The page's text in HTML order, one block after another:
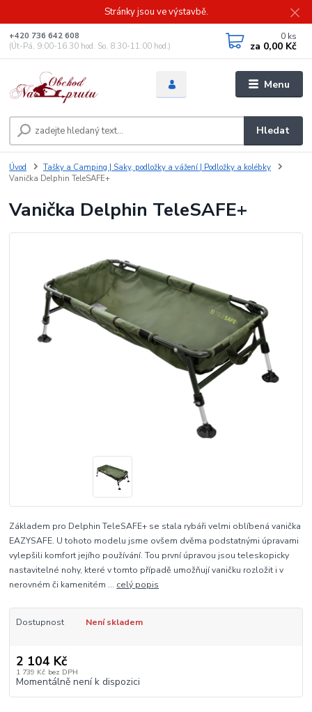
Stránky jsou ve výstavbě.
Menu
Hledat
+420 736 642 608
(Út-Pá, 9:00-16.30 hod. So, 8.30-11:00 hod.)
0 ks
za 0,00 Kč
Úvod
Tašky a Camping | Saky, podložky a vážení | Podložky a kolébky
Vanička Delphin TeleSAFE+
Vanička Delphin TeleSAFE+
Základem pro Delphin TeleSAFE+ se stala rybáři velmi oblíbená vanička
EAZYSAFE. U tohoto modelu jsme ovšem dvěma podstatnými úpravami
vylepšili komfort jejího používání. Tou první úpravou jsou teleskopicky
nastavitelné nohy, které v tomto případě umožňují vaničku rozložit i v
nerovném či kamenitém ... celý popis
Dostupnost Není skladem
2 104 Kč
1 739 Kč bez DPH
Momentálně není k dispozici